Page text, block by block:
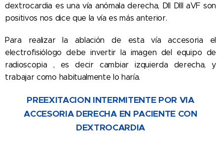
dextrocardia es una vía anómala derecha, DII DIII aVF son
positivos nos dice que la vía es más anterior.
Para realizar la ablación de esta vía accesoria el
electrofisiólogo debe invertir la imagen del equipo de
radioscopia , es decir cambiar izquierda derecha, y
trabajar como habitualmente lo haría.
PREEXITACION INTERMITENTE POR VIA
ACCESORIA DERECHA EN PACIENTE CON
DEXTROCARDIA